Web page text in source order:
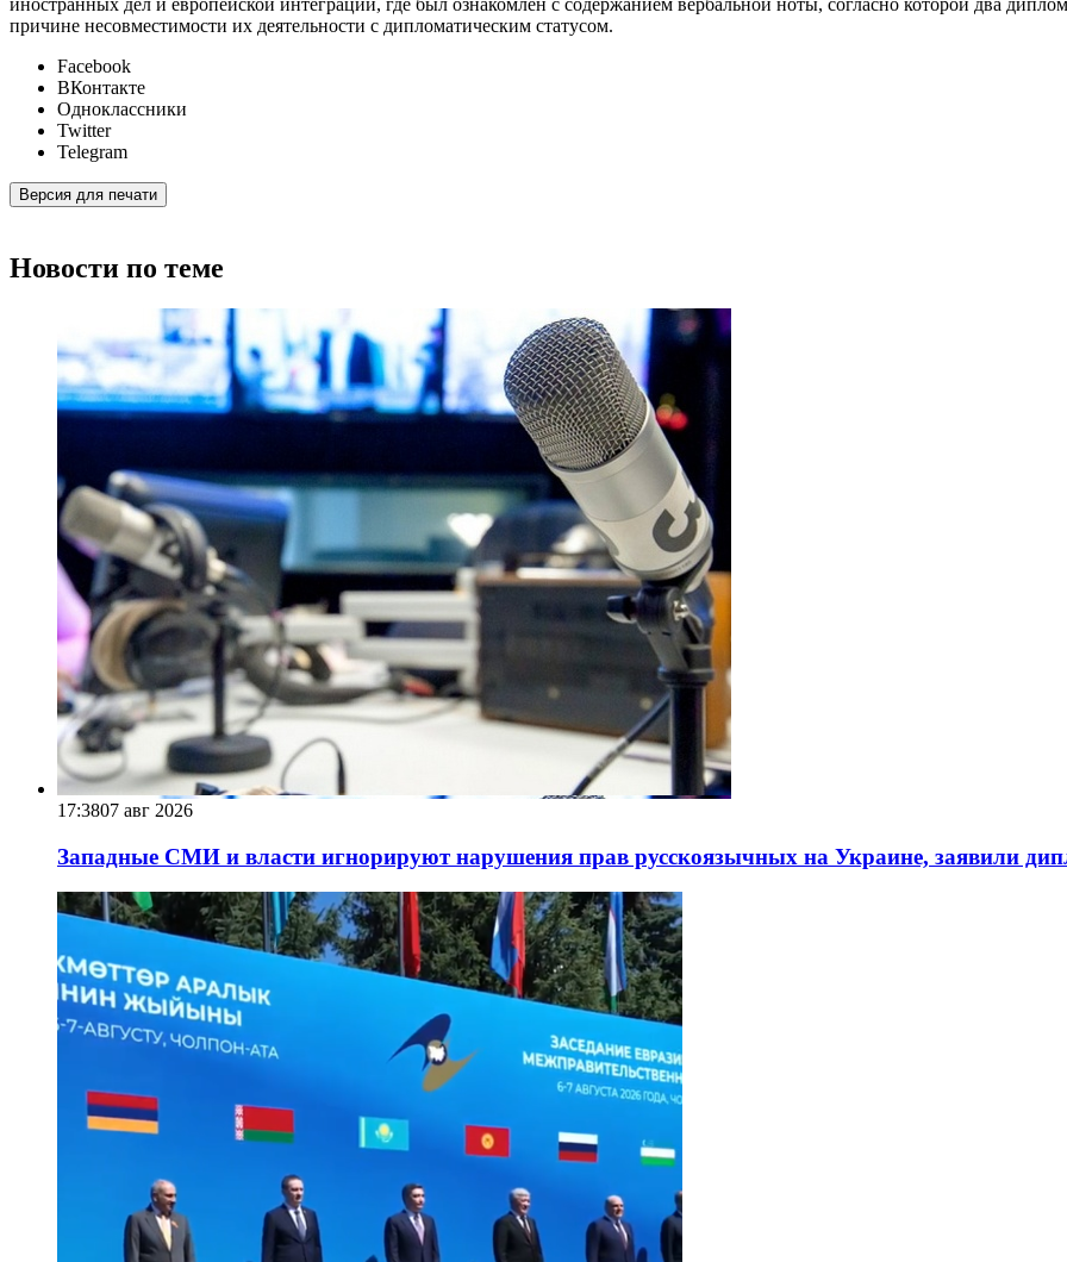
иностранных дел и европейской интеграции, где был ознакомлен с содержанием вербальной ноты, согласно которой два
причине несовместимости их деятельности с дипломатическим статусом.
Facebook
ВКонтакте
Одноклассники
Twitter
Telegram
Версия для печати
Новости по теме
17:3807 авг 2026
Западные СМИ и власти игнорируют нарушения прав русскоязычных на Украине, заявили